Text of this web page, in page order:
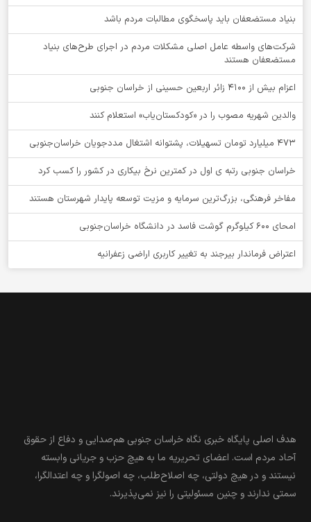
بنیاد مستضعفان باید پاسخگوی مطالبات مردم باشد
شرکت‌های واسطه عامل اصلی مشکلات مردم در اجرای طرح‌های بنیاد
مستضعفان هستند
اعزام بیش از 4100 زائر اربعین حسینی از خراسان جنوبی
والدین شهریه مصوب را در «کودکستان‌یاب» استعلام کنند
۴۷۳ میلیارد تومان تسهیلات، پشتوانه اشتغال مددجویان خراسان‌جنوبی
خراسان جنوبی رتبه ی اول در کمترین نرخ بیکاری در کشور را کسب کرد
مفاخر فرهنگی، بزرگ‌ترین سرمایه و مزیت توسعه پایدار شهرستان هستند
امحای ۶۰۰ کیلوگرم گوشت فاسد در دانشگاه خراسان‌جنوبی
اعتراض فرماندار بیرجند به تغییر کاربری اراضی زعفرانیه
هدف اصلی پایگاه خبری نگاه خراسان جنوبی هم‌صدایی و دفاع از حقوق
آحاد مردم است. اعضای تحریریه ما به هیچ حزب و جریانی وابسته
نیستند و در هیچ دولتی، چه اصلاح‌طلب، چه اصولگرا و چه اعتدالگرا،
سمتی ندارند و چنین مسئولیتی را نیز نمی‌پذیرند.